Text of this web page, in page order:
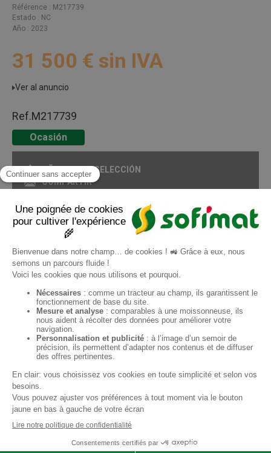
Référence
M217739
Estado
NC
Año
2023
31 500 € sin IVA
Ver al anuncio
Ref.M217739
Ocasión
AÑADIR A MI SELECCIÓN
COMPARTIR
ES
Sofimat
Contacto
Condiciones generales de venta